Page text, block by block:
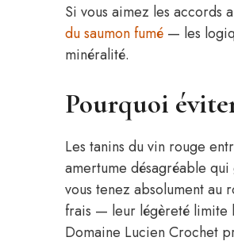
Si vous aimez les accords
du saumon fumé — les
minéralité.
Pourquoi
Les tanins du vin rouge
amertume désagréable
vous tenez absolument au
frais — leur légèreté limite
Domaine Lucien Crochet